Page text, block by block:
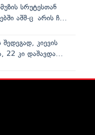
სრუტესთან
აშშ-ც არის ჩ...
შედეგად, კიევის
22 კი დაშავდა...